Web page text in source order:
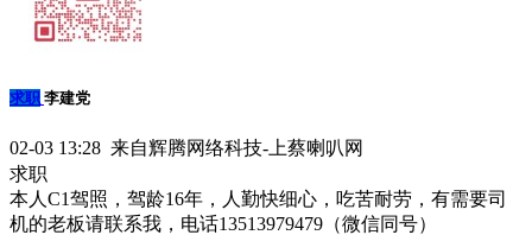
求职 李建党
02-03 13:28 来自辉腾网络科技-上蔡喇叭网
求职
本人C1驾照，驾龄16年，人勤快细心，吃苦耐劳，有需要司
机的老板请联系我，电话13513979479（微信同号）